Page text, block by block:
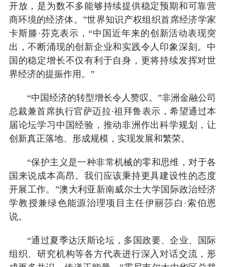
开放，是为数不多能够持续提供稳定预期和可靠营
商环境的经济体。”世界知识产权组织首席经济学家
卡斯滕·芬克表示，“中国近年来的创新活动表现突
出，不断涌现的创新企业和实践令人印象深刻。中
国的稳定增长不仅有利于自身，更将持续发挥对世
界经济的提振作用。”
“中国经济的转型增长令人赞叹。”非洲金融公司
总裁兼首席执行官萨迈拉·祖拜鲁表示，希望通过本
届论坛学习中国经验，推动非洲作出科学规划，让
创新真正落地、形成规模，实现发展和繁荣。
“保护主义是一种非常机械的零和思维，对于各
国来说成本高昂。我们应该秉持更具建设性的态度
开展工作。”澳大利亚新南威尔士大学国际政治经济
学教授兼绿色能源治理项目主任伊丽莎白·索伯恩
说。
“通过夏季达沃斯论坛，多国政要、企业、国际
组织、研究机构等各方代表进行深入对话交流，形